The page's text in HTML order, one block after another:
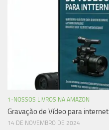
1-NOSSOS LIVROS NA AMAZON
Gravação de Vídeo para internet
14 DE NOVEMBRO DE 2024